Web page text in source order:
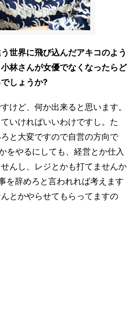
世界に飛び込んだアキコのよう
林さんが女優でなくなったらど
しょうか?
けど、何か出来ると思います。
いければいいわけですし。た
と大変ですので自営の方向で
をやるにしても、経営とか仕入
んし、レジとかも打てませんか
を辞めろと言われれば考えます
とかやらせてもらってますの